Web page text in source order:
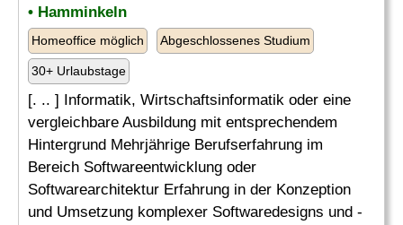
• Hamminkeln
Homeoffice möglich Abgeschlossenes Studium
30+ Urlaubstage
[. .. ] Informatik, Wirtschaftsinformatik oder eine
vergleichbare Ausbildung mit entsprechendem
Hintergrund Mehrjährige Berufserfahrung im
Bereich Softwareentwicklung oder
Softwarearchitektur Erfahrung in der Konzeption
und Umsetzung komplexer Softwaredesigns und -